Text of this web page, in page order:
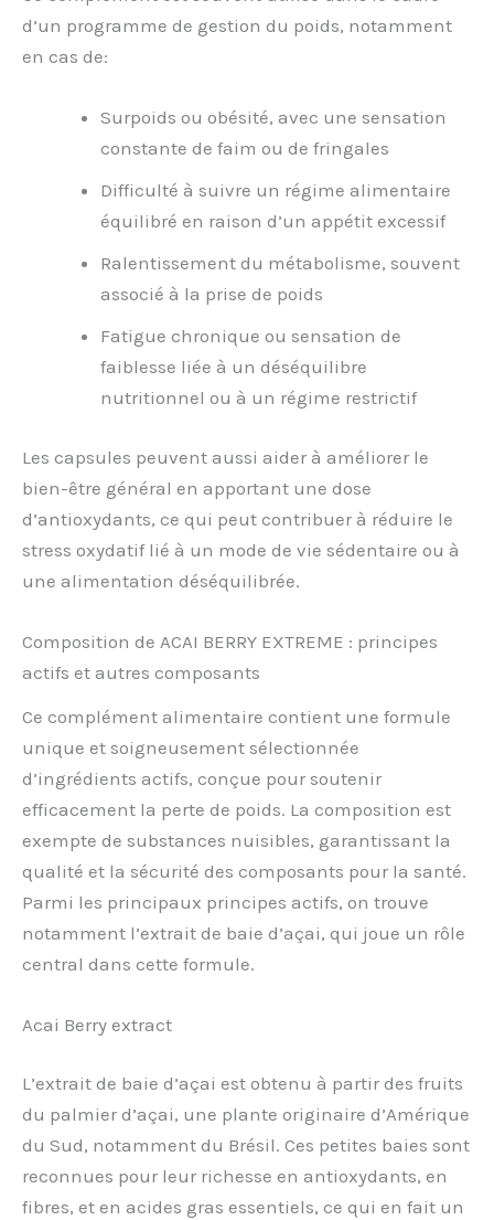
d’un programme de gestion du poids, notamment
en cas de:
Surpoids ou obésité, avec une sensation
constante de faim ou de fringales
Difficulté à suivre un régime alimentaire
équilibré en raison d’un appétit excessif
Ralentissement du métabolisme, souvent
associé à la prise de poids
Fatigue chronique ou sensation de
faiblesse liée à un déséquilibre
nutritionnel ou à un régime restrictif
Les capsules peuvent aussi aider à améliorer le
bien-être général en apportant une dose
d’antioxydants, ce qui peut contribuer à réduire le
stress oxydatif lié à un mode de vie sédentaire ou à
une alimentation déséquilibrée.
Composition de ACAI BERRY EXTREME : principes
actifs et autres composants
Ce complément alimentaire contient une formule
unique et soigneusement sélectionnée
d’ingrédients actifs, conçue pour soutenir
efficacement la perte de poids. La composition est
exempte de substances nuisibles, garantissant la
qualité et la sécurité des composants pour la santé.
Parmi les principaux principes actifs, on trouve
notamment l’extrait de baie d’açai, qui joue un rôle
central dans cette formule.
Acai Berry extract
L’extrait de baie d’açai est obtenu à partir des fruits
du palmier d’açai, une plante originaire d’Amérique
du Sud, notamment du Brésil. Ces petites baies sont
reconnues pour leur richesse en antioxydants, en
fibres, et en acides gras essentiels, ce qui en fait un